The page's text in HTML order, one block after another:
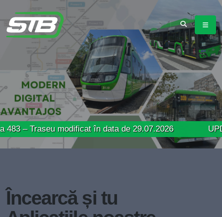
modificat în data de 29.07.2026 UPDATE:
Încearcă și tu